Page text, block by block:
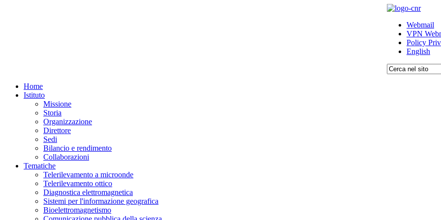
Webmail
VPN
Policy
English
Home
Istituto
Missione
Storia
Organizzazione
Direttore
Sedi
Bilancio e rendimento
Collaborazioni
Tematiche
Telerilevamento a microonde
Telerilevamento ottico
Diagnostica elettromagnetica
Sistemi per l'informazione geografica
Bioelettromagnetismo